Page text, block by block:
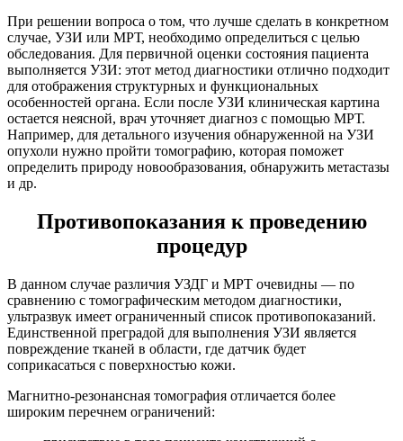
При решении вопроса о том, что лучше сделать в конкретном
случае, УЗИ или МРТ, необходимо определиться с целью
обследования. Для первичной оценки состояния пациента
выполняется УЗИ: этот метод диагностики отлично подходит
для отображения структурных и функциональных
особенностей органа. Если после УЗИ клиническая картина
остается неясной, врач уточняет диагноз с помощью МРТ.
Например, для детального изучения обнаруженной на УЗИ
опухоли нужно пройти томографию, которая поможет
определить природу новообразования, обнаружить метастазы
и др.
Противопоказания к проведению
процедур
В данном случае различия УЗДГ и МРТ очевидны — по
сравнению с томографическим методом диагностики,
ультразвук имеет ограниченный список противопоказаний.
Единственной преградой для выполнения УЗИ является
повреждение тканей в области, где датчик будет
соприкасаться с поверхностью кожи.
Магнитно-резонансная томография отличается более
широким перечнем ограничений: